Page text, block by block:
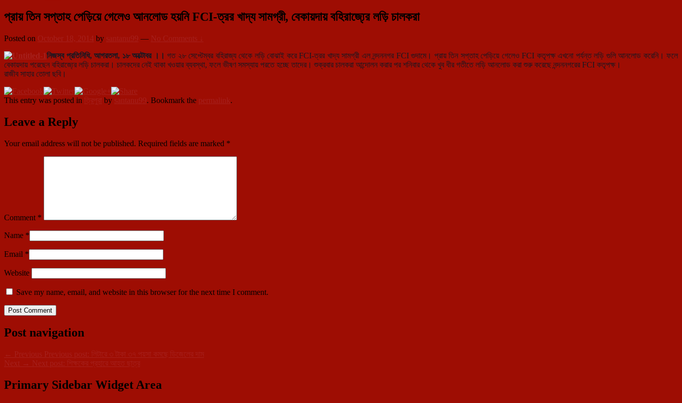
প্রায় তিন সপ্তাহ পেড়িয়ে গেলেও আনলোড হয়নি FCI-ত্রর খাদ্য সামগ্রী, বেকায়দায় বহিরাজ্যে্র লড়ি চালকরা
Posted on October 18, 2014 by santanu99 — No Comments ↓
নিজস্ব প্রতিনিধি, আগরতলা, ১৮ অক্টোবর ।। গত ২৮ সেপ্টেম্বর বহিরাজ্য থেকে লড়ি বোঝাই করে FCI-ত্রর খাদ্য সামগ্রী এল নন্দননগর FCI গুদামে। প্রায় তিন সপ্তাহ পেড়িয়ে গেলেও FCI কতৃপক্ষ এখনো পর্যন্ত লড়ি গুলি আনলোড করেনি। ফলে
বেকায়দায় পরেছেন বহিরাজ্যে্র লড়ি চালকরা। চালকদের নেই থাকা খওয়ার ব্যবস্থা, ফলে ভীষণ সমস্যায় পরতে হচ্ছে তাদের। শুক্রবার চালকরা আন্দোলন করার পর শনিবার থেকে খুব ধীর গতীতে লড়ি আনলোড করা শুরু করেছে নন্দননগরের FCI কতৃপক্ষ।
রাজীব সাহার তোলা ছবি।
This entry was posted in ত্রিপুরা by santanu99. Bookmark the permalink.
Leave a Reply
Your email address will not be published. Required fields are marked *
Comment *
Name *
Email *
Website
Save my name, email, and website in this browser for the next time I comment.
Post navigation
← Previous Previous post:
লিটারে ৩ টাকা ৩৭ পয়সা কমছে ডিজেলের দাম
Next → Next post: শিক্ষকের প্রহারে আহত ছাত্র
Primary Sidebar Widget Area